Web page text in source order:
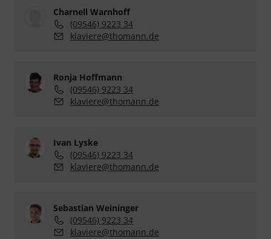
Charnell Warnhoff
(09546) 9223 34
klaviere@thomann.de
Ronja Hoffmann
(09546) 9223 34
klaviere@thomann.de
Ivan Lyske
(09546) 9223 34
klaviere@thomann.de
Sebastian Weininger
(09546) 9223 34
klaviere@thomann.de